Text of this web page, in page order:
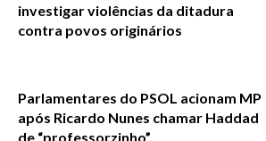
investigar violências da ditadura
contra povos originários
Parlamentares do PSOL acionam MP
após Ricardo Nunes chamar Haddad
de “professorzinho”